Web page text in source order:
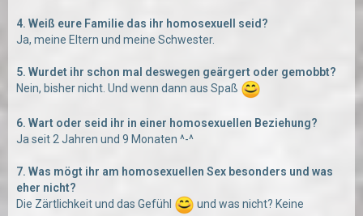
4. Weiß eure Familie das ihr homosexuell seid?
Ja, meine Eltern und meine Schwester.
5. Wurdet ihr schon mal deswegen geärgert oder gemobbt?
Nein, bisher nicht. Und wenn dann aus Spaß
6. Wart oder seid ihr in einer homosexuellen Beziehung?
Ja seit 2 Jahren und 9 Monaten ^-^
7. Was mögt ihr am homosexuellen Sex besonders und was
eher nicht?
Die Zärtlichkeit und das Gefühl
und was nicht? Keine